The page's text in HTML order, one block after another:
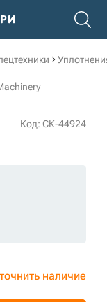
Код: СК-44924
наличие